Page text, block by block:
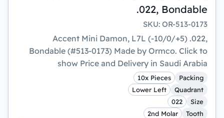
.022, Bondable
SKU: OR-513-0173
Accent Mini Damon, L7L (-10/0/+5) .022,
Bondable (#513-0173) Made by Ormco. Click to
show Price and Delivery in Saudi Arabia
Packing
10x Pieces
Quadrant
Lower Left
Size
022
Tooth
2nd Molar